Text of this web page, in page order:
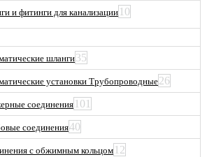
и фитинги для канализации 10
шланги35
установки Трубопроводные26
соединения 101
соединения40
с обжимным кольцом 12